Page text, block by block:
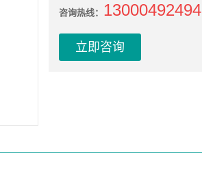
咨询热线： 13000492494
立即咨询